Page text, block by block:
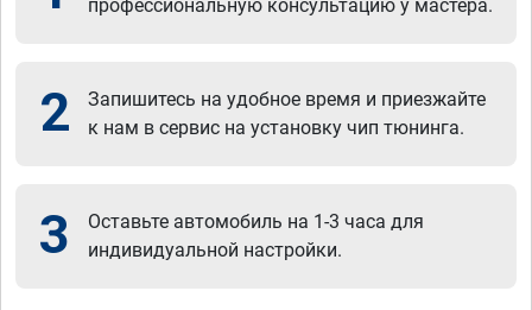
профессиональную консультацию у мастера.
2
Запишитесь на удобное время и приезжайте
к нам в сервис на установку чип тюнинга.
3
Оставьте автомобиль на 1-3 часа для
индивидуальной настройки.